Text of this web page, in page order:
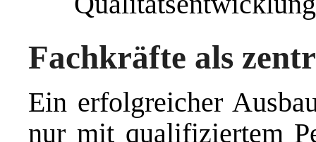
Fachkräfte als
Ein erfolgreicher
nur mit qualifiziertem